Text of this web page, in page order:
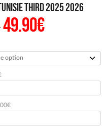
Third 2025 2026
Le
prix
était :
99.90€.
49.90€Le
prix
est :
49.90€.